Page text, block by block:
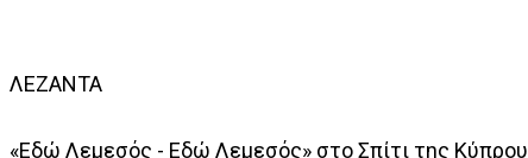
ΛΕΖΑΝΤΑ
«Εδώ Λεμεσός - Εδώ Λεμεσός» στο Σπίτι της Κύπρου